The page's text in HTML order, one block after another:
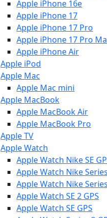
Apple iPhone 16e
Apple iPhone 17
Apple iPhone 17 Pro
Apple iPhone 17 Pro
Apple iPhone Air
Apple iPod
Apple Mac
Apple Mac mini
Apple MacBook
Apple MacBook Air
Apple MacBook Pro
Apple TV
Apple Watch
Apple Watch Nike SE
Apple Watch Nike
Apple Watch Nike
Apple Watch SE 2 GPS
Apple Watch SE GPS